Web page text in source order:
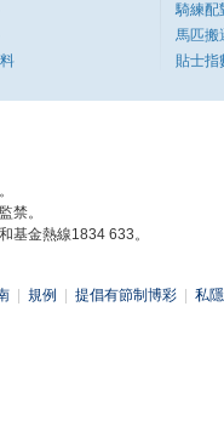
騎練配
馬匹搬
貼士指
禁。
基金熱線1834 633。
規例 提倡有節制博彩 私